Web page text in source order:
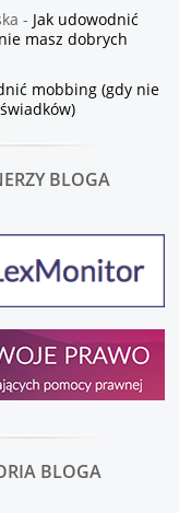
- Jak udowodnić
masz dobrych
mobbing (gdy nie
BLOGA
BLOGA